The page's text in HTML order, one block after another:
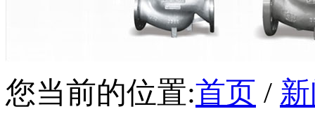
您当前的位置:首页 /